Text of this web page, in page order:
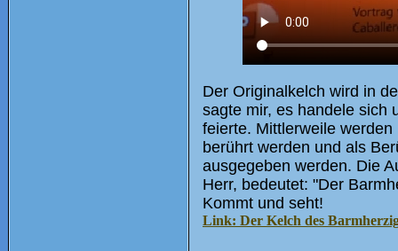
Der Originalkelch wird in
sagte mir, es handele sich
feierte. Mittlerweile
berührt werden und als
ausgegeben werden. Die
Herr, bedeutet: "Der
Kommt und seht!
Link: Der Kelch des